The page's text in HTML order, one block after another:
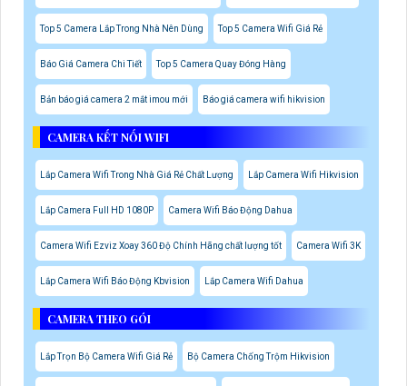
Top 5 Camera Lắp Trong Nhà Nên Dùng Top 5 Camera Wifi Giá Rẻ
Báo Giá Camera Chi Tiết Top 5 Camera Quay Đóng Hàng
Bản báo giá camera 2 mắt imou mới Báo giá camera wifi hikvision
CAMERA KẾT NỐI WIFI
Lắp Camera Wifi Trong Nhà Giá Rẻ Chất Lượng Lắp Camera Wifi Hikvision
Lắp Camera Full HD 1080P Camera Wifi Báo Động Dahua
Camera Wifi Ezviz Xoay 360 Độ Chính Hãng chất lượng tốt Camera Wifi 3K
Lắp Camera Wifi Báo Động Kbvision Lắp Camera Wifi Dahua
CAMERA THEO GÓI
Lắp Trọn Bộ Camera Wifi Giá Rẻ Bộ Camera Chống Trộm Hikvision